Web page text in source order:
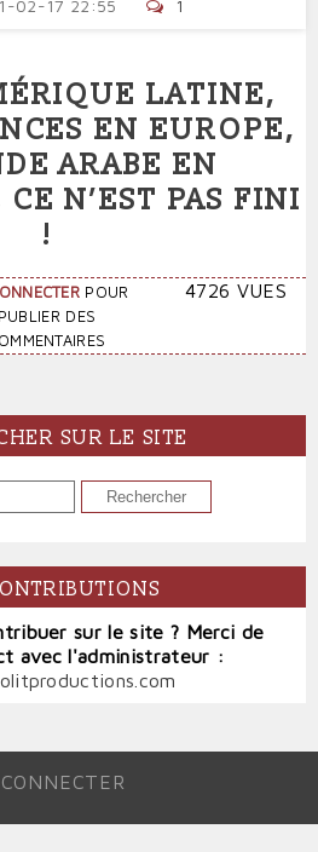
02-17 22:55
1
LATINE,
EN EUROPE,
ARABE EN
N’EST PAS FINI
!
POUR
PUBLIER DES
4726 VUES
SUR LE SITE
sur le site ? Merci de
avec l'administrateur :